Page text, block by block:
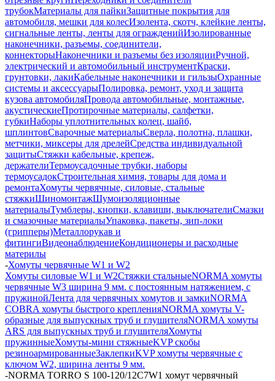
трубокМатериалы для пайкиЗащитные покрытия для
автомобиля, мешки для колесИзолента, скотч, клейкие ленты,
сигнальные ленты, ленты для огражденийИзолированные
наконечники, разъемы, соединители,
коннекторыНаконечники и разъемы без изоляцииРучной,
электрический и автомобильный инструментКраски,
грунтовки, лакиКабельные наконечники и гильзыОхранные
системы и аксессуарыПолировка, ремонт, уход и защита
кузова автомобиляПровода автомобильные, монтажные,
акустическиеПротирочные материалы, салфетки,
губкиНаборы уплотнительных колец, шайб,
шплинтовСварочные материалыСверла, полотна, плашки,
метчики, миксеры для дрелейСредства индивидуальной
защитыСтяжки кабельные, крепеж,
держателиТермоусадочные трубки, наборы
термоусадокСтроительная химия, товары для дома и
ремонтаХомуты червячные, силовые, стальные
стяжкиШиномонтажШумоизоляционные
материалыТумблеры, кнопки, клавиши, выключателиСмазки
и смазочные материалыУпаковка, пакеты, зип-локи
(грипперы)Металлорукав и
фитингиВидеонаблюдениеКондиционеры и расходные
материлы
-Хомуты червячные W1 и W2
Хомуты силовые W1 и W2Стяжки стальныеNORMA хомуты
червячные W3 ширина 9 мм. с постоянным натяжением, с
пружинойЛента для червячных хомутов и замкиNORMA
COBRA хомуты быстрого крепленияNORMA хомуты V-
образные для выпускных труб и глушителяNORMA хомуты
ARS для выпускных труб и глушителяХомуты
пружинныеХомуты-мини стяжныеKVP скобы
резиноармированныеЗаклепкиKVP хомуты червячные с
ключом W2, ширина ленты 9 мм.
-NORMA TORRO S 100-120/12C7W1 хомут червячный